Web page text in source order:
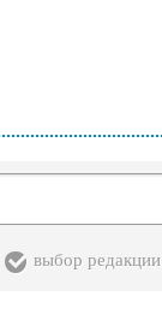
выбор редакции